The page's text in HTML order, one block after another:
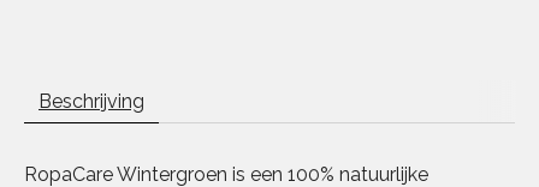
Beschrijving
RopaCare Wintergroen is een 100% natuurlijke